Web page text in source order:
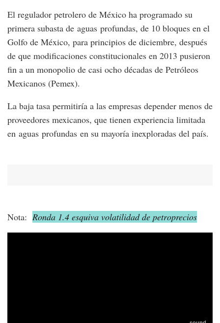
El regulador petrolero de México ha programado su
primera subasta de aguas profundas, de 10 bloques en el
Golfo de México, para principios de diciembre, después
de que modificaciones constitucionales en 2013 pusieron
fin a un monopolio de casi ocho décadas de Petróleos
Mexicanos (Pemex).
La baja tasa permitiría a las empresas depender menos de
proveedores mexicanos, que tienen experiencia limitada
en aguas profundas en su mayoría inexploradas del país.
Nota: Ronda 1.4 esquiva volatilidad de petroprecios